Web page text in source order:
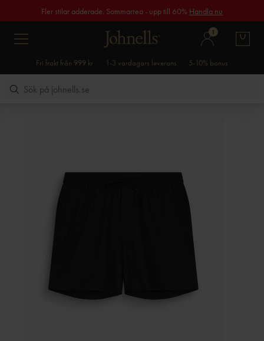
Fler stilar adderade. Sommarrea - upp till 60% Handla nu
1
Fri frakt från 999 kr 1-3 vardagars leverans 5-10% bonus